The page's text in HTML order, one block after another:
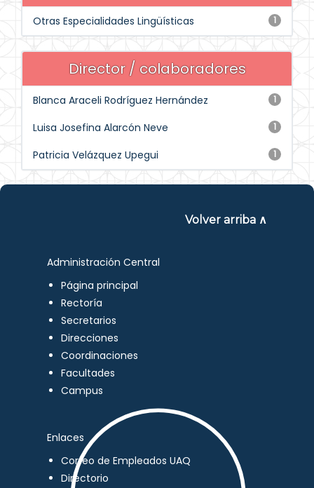
1
Otras Especialidades Lingüísticas
Director / colaboradores
1
Blanca Araceli Rodríguez Hernández
1
Luisa Josefina Alarcón Neve
1
Patricia Velázquez Upegui
Volver arriba ∧
Administración Central
Página principal
Rectoría
Secretarios
Direcciones
Coordinaciones
Facultades
Campus
Enlaces
Correo de Empleados UAQ
Directorio